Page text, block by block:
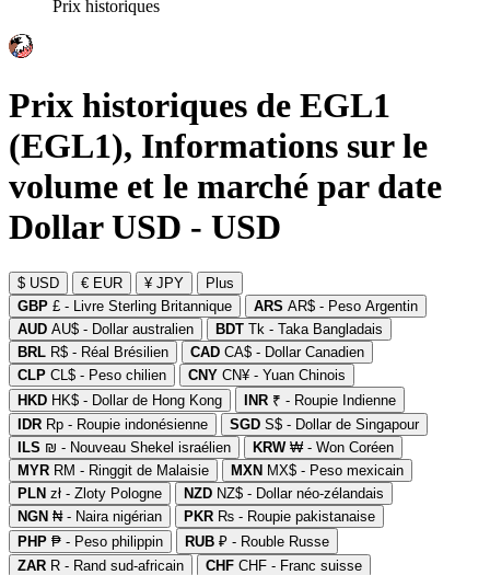
Prix historiques
Prix historiques de EGL1
(EGL1), Informations sur le
volume et le marché par date
Dollar USD - USD
$ USD € EUR ¥ JPY
Plus
GBP £ - Livre Sterling Britannique ARS AR$ - Peso Argentin
AUD AU$ - Dollar australien BDT Tk - Taka Bangladais
BRL R$ - Réal Brésilien CAD CA$ - Dollar Canadien
CLP CL$ - Peso chilien CNY CN¥ - Yuan Chinois
HKD HK$ - Dollar de Hong Kong INR ₹ - Roupie Indienne
IDR Rp - Roupie indonésienne SGD S$ - Dollar de Singapour
ILS ₪ - Nouveau Shekel israélien KRW₩ - Won Coréen
MYR RM - Ringgit de Malaisie MXN MX$ - Peso mexicain
PLN zł - Zloty Pologne NZD NZ$ - Dollar néo-zélandais
NGN ₦ - Naira nigérian PKR ₨ - Roupie pakistanaise
PHP ₱ - Peso philippin RUB ₽ - Rouble Russe
ZAR R - Rand sud-africain CHF CHF - Franc suisse